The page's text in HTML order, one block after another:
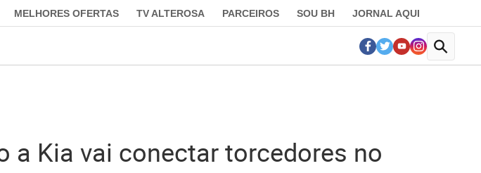
MELHORES OFERTAS TV ALTEROSA PARCEIROS SOU BH JORNAL AQUI
a Kia vai conectar torcedores no